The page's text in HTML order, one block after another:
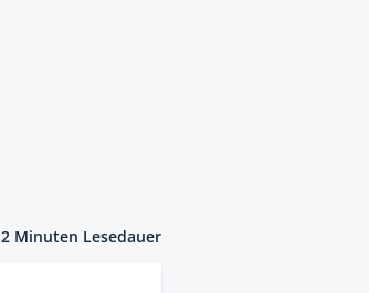
2 Minuten Lesedauer